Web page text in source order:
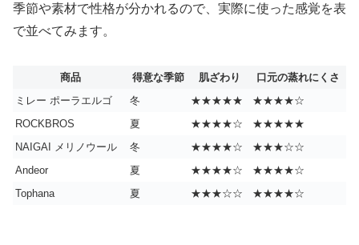
季節や素材で性格が分かれるので、実際に使った感覚を表
で並べてみます。
商品 得意な季節 肌ざわり
口元の蒸れにくさ
ミレー ポーラエルゴ
冬 ★★★★★
★★★★☆
ROCKBROS
夏 ★★★★☆
★★★★★
NAIGAI メリノウール
冬 ★★★★☆
★★★☆☆
Andeor
夏 ★★★★☆
★★★★☆
Tophana
夏 ★★★☆☆ ★★★★☆